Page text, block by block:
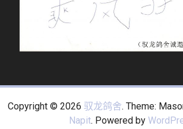
Copyright © 2026 驭龙鸽舍. Theme:
Napit. Powered by